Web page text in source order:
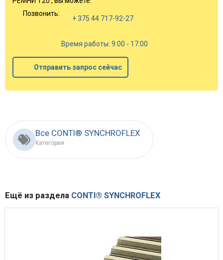
Позвонить:
+ 375 44 717-92-27
Время работы: 9:00 - 17:00
Отправить запрос сейчас
Все CONTI® SYNCHROFLEX
Категория
Ещё из раздела CONTI® SYNCHROFLEX